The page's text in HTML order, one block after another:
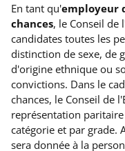
En tant qu'employeur
chances, le Conseil de
candidates toutes les
distinction de sexe, de
d'origine ethnique ou
convictions. Dans le
chances, le Conseil de
représentation
catégorie et par grade.
sera donnée à la